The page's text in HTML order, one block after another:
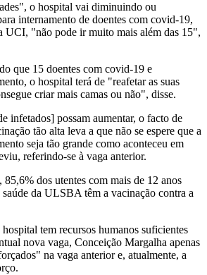
o hospital vai diminuindo ou
internamento de doentes com covid-19,
UCI, "não pode ir muito mais além das 15",
que 15 doentes com covid-19 e
o hospital terá de "reafetar as suas
criar mais camas ou não", disse.
infetados] possam aumentar, o facto de
tão alta leva a que não se espere que a
seja tão grande como aconteceu em
referindo-se à vaga anterior.
85,6% dos utentes com mais de 12 anos
da ULSBA têm a vacinação contra a
tem recursos humanos suficientes
nova vaga, Conceição Margalha apenas
na vaga anterior e, atualmente, a